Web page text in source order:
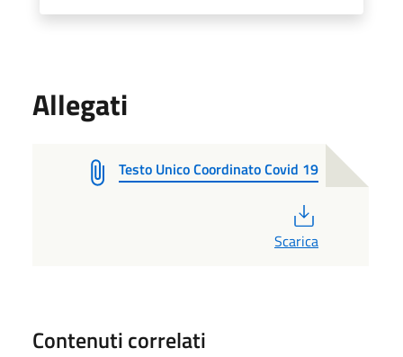
Allegati
Testo Unico Coordinato Covid 19
Scarica
Contenuti correlati